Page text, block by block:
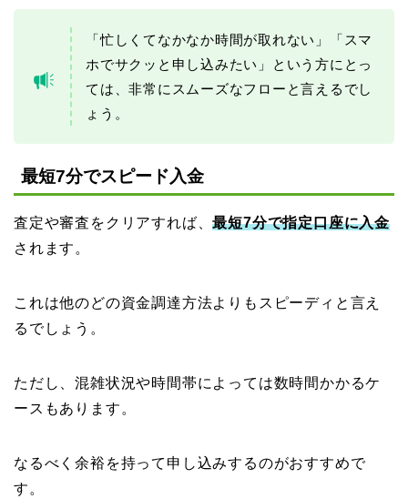
「忙しくてなかなか時間が取れない」「スマ
ホでサクッと申し込みたい」という方にとっ
ては、非常にスムーズなフローと言えるでし
ょう。
最短7分でスピード入金
査定や審査をクリアすれば、最短7分で指定口座に入金
されます。
これは他のどの資金調達方法よりもスピーディと言え
るでしょう。
ただし、混雑状況や時間帯によっては数時間かかるケ
ースもあります。
なるべく余裕を持って申し込みするのがおすすめで
す。